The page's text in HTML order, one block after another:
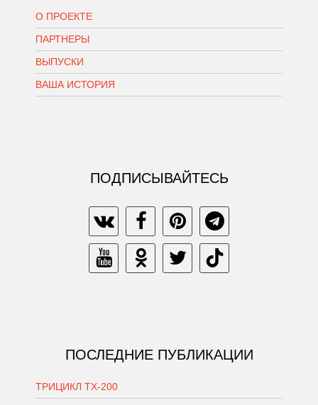
О ПРОЕКТЕ
ПАРТНЕРЫ
ВЫПУСКИ
ВАША ИСТОРИЯ
ПОДПИСЫВАЙТЕСЬ
ПОСЛЕДНИЕ ПУБЛИКАЦИИ
ТРИЦИКЛ ТХ-200